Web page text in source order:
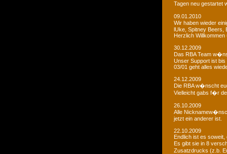
Tagen neu gestartet
09.01.2010
Wir haben wieder
lUke, Spitney Beers,
Herzlich Willkommen
30.12.2009
Das RBA Team
Unser Support ist bis
03/01 geht alles
24.12.2009
Die RBA w�nscht
Vielleicht gabs f�r
26.10.2009
Alle
jetzt ein anderer ist.
22.10.2009
Endlich ist es soweit,
Es gibt sie in 8
Zusatzdrucks (z.b.